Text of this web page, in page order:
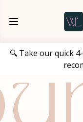
🔍 Take our quick